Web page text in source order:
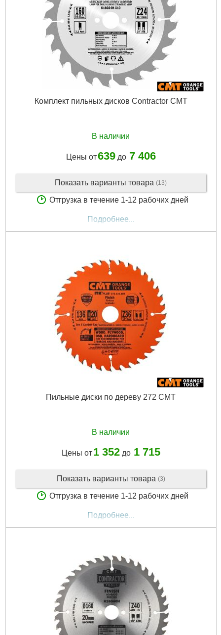
Комплект пильных дисков Contractor CMT
В наличии
Цены от639до 7 406
Показать варианты товара (13)
Отгрузка в течение 1-12 рабочих дней
Подробнее...
Пильные диски по дереву 272 CMT
В наличии
Цены от 1 352до 1 715
Показать варианты товара (3)
Отгрузка в течение 1-12 рабочих дней
Подробнее...